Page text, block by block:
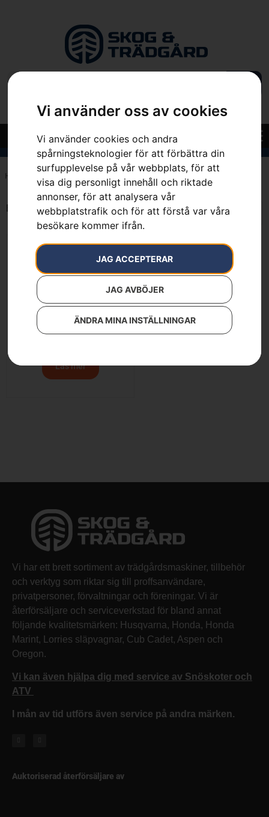
Vi använder oss av cookies
Vi använder cookies och andra
spårningsteknologier för att förbättra din
surfupplevelse på vår webbplats, för att
visa dig personligt innehåll och riktade
annonser, för att analysera vår
webbplatstrafik och för att förstå var våra
besökare kommer ifrån.
JAG ACCEPTERAR
JAG AVBÖJER
ÄNDRA MINA INSTÄLLNINGAR
Hem 7391883982488
Endast ett sökresultat
Spridare
19 900kr
Läs mer
Vi har ett brett sortiment av trädgårdsmaskiner, tillbehör
och verktyg som riktar sig till proffsanvändare,
privatpersoner, förvaltningar och föreningar. Vi är
återförsäljare och serviceverkstad för bland annat
följande kvalitetsmärken: Husqvarna, Honda, Honda
Marint, Lorries släpvagnar, Cub Cadet, Aspen och
Oregon.
Vi kan även hjälpa dig med service av Snöskoter och
ATV
I mån av tid utförs även service på andra märken.
Auktoriserad återförsäljare av